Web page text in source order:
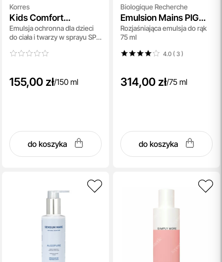
Korres
Kids Comfort
Sunscreen Spray Body
+ Face SPF 50
Emulsja ochronna dla dzieci
do ciała i twarzy w sprayu SPF
155,00 zł/150 ml
do koszyka
Biologique Recherche
Emulsion Mains PIGM
400
Rozjaśniająca emulsja do rąk
75 ml
4.0 ( 3)
314,00 zł/75 ml
do koszyka